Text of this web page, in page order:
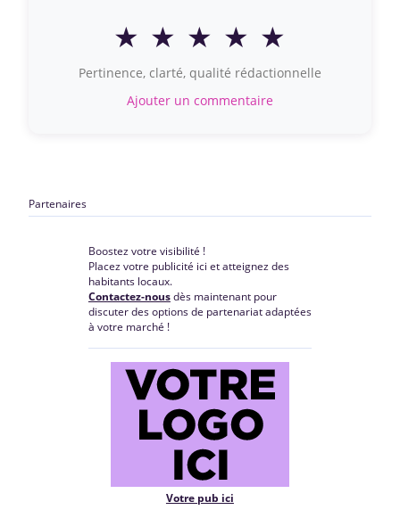
★ ★ ★ ★ ★
Pertinence, clarté, qualité rédactionnelle
Ajouter un commentaire
Partenaires
Boostez votre visibilité !
Placez votre publicité ici et atteignez des
habitants locaux.
Contactez-nousdès maintenant pour
discuter des options de partenariat adaptées
à votre marché !
Votre pub ici